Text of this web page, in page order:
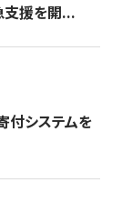
支援を開...
付システムを